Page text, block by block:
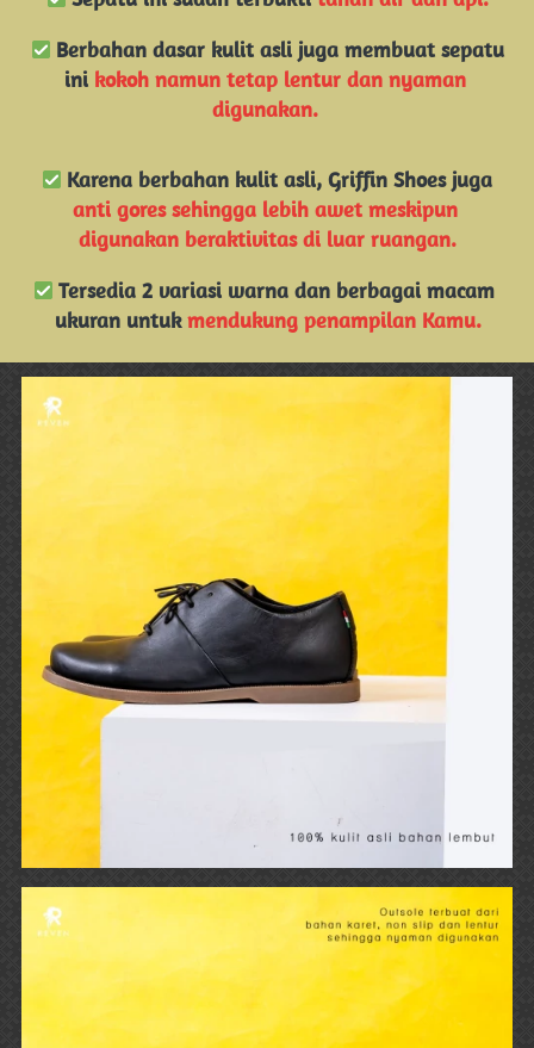
Berbahan dasar kulit asli juga membuat sepatu
ini kokoh namun tetap lentur dan nyaman
digunakan.
anti gores sehingga lebih awet meskipun
digunakan beraktivitas di luar ruangan.
Tersedia 2 variasi warna dan berbagai macam
ukuran untuk mendukung penampilan Kamu.